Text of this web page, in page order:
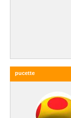
pucette